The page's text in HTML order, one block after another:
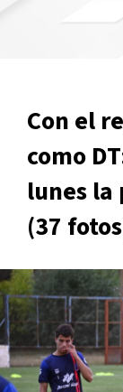
Con el
como
lunes la
(37